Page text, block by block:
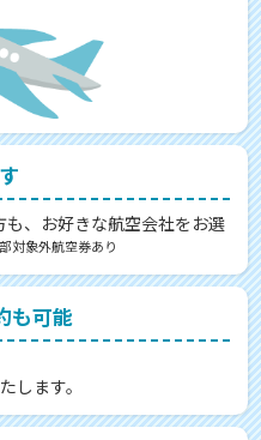
、お好きな航空会社をお選
対象外航空券あり
も可能
します。